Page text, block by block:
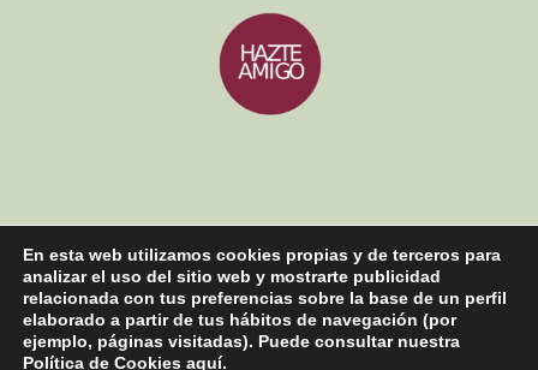
Entidades colaboradoras/Aviso legal/Política de cookies/Política
de privacidad
Copyright 2021| Todos los derechos reservados
En esta web utilizamos cookies propias y de terceros para
analizar el uso del sitio web y mostrarte publicidad
relacionada con tus preferencias sobre la base de un perfil
elaborado a partir de tus hábitos de navegación (por
ejemplo, páginas visitadas). Puede consultar nuestra
Política de Cookies aquí.